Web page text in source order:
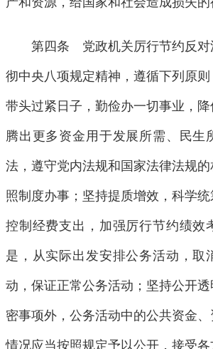
第四条 党政机关厉行节约反对
彻中央八项规定精神，遵循下列原则
带头过紧日子，勤俭办一切事业，降
腾出更多资金用于发展所需、民生
法，遵守党内法规和国家法律法规
照制度办事；坚持提质增效，科学
控制经费支出，加强厉行节约绩效
是，从实际出发安排公务活动，取
动，保证正常公务活动；坚持公开
密事项外，公务活动中的公共资金
情况应当按照规定予以公开，接受